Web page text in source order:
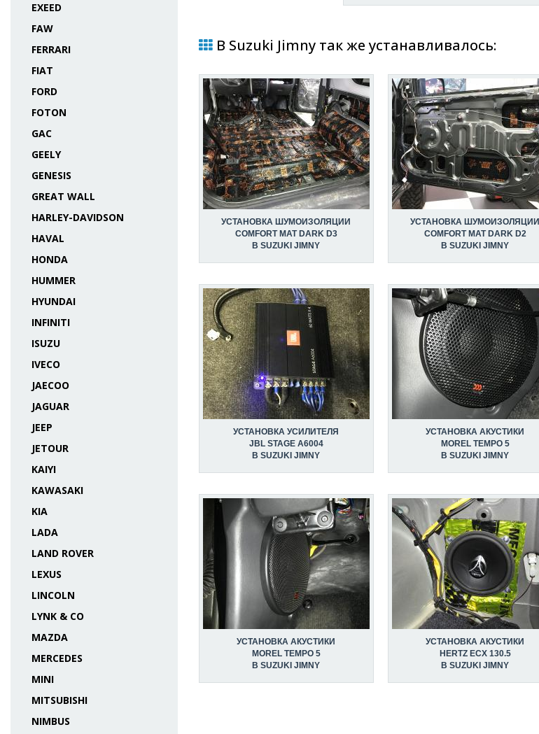
EXEED
FAW
FERRARI
FIAT
FORD
FOTON
GAC
GEELY
GENESIS
GREAT WALL
HARLEY-DAVIDSON
HAVAL
HONDA
HUMMER
HYUNDAI
INFINITI
ISUZU
IVECO
JAECOO
JAGUAR
JEEP
JETOUR
KAIYI
KAWASAKI
KIA
LADA
LAND ROVER
LEXUS
LINCOLN
LYNK & CO
MAZDA
MERCEDES
MINI
MITSUBISHI
NIMBUS
В Suzuki Jimny так же устанавливалось:
УСТАНОВКА ШУМОИЗОЛЯЦИИ
COMFORT MAT DARK D3
В SUZUKI JIMNY
УСТАНОВКА ШУМОИЗОЛЯЦИИ
COMFORT MAT DARK D2
В SUZUKI JIMNY
УСТАНОВКА УСИЛИТЕЛЯ
JBL STAGE A6004
В SUZUKI JIMNY
УСТАНОВКА АКУСТИКИ
MOREL TEMPO 5
В SUZUKI JIMNY
УСТАНОВКА АКУСТИКИ
MOREL TEMPO 5
В SUZUKI JIMNY
УСТАНОВКА АКУСТИКИ
HERTZ ECX 130.5
В SUZUKI JIMNY